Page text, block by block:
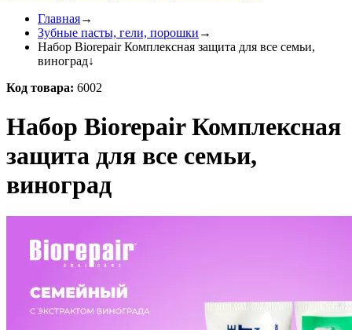
Главная→
Зубные пасты, гели, порошки →
Набор Biorepair Комплексная защита для все семьи,
виноград↓
Код товара: 6002
Набор Biorepair Комплексная
защита для все семьи,
виноград